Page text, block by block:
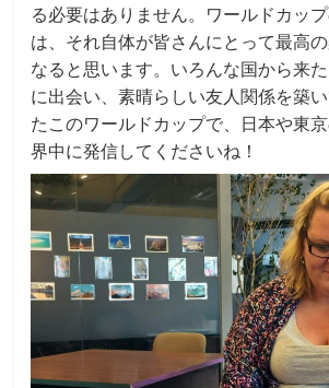
る必要はありません。ワールドカッ
は、それ自体が皆さんにとって最高
なると思います。いろんな国から来
に出会い、素晴らしい友人関係を築
たこのワールドカップで、日本や東
界中に発信してくださいね！